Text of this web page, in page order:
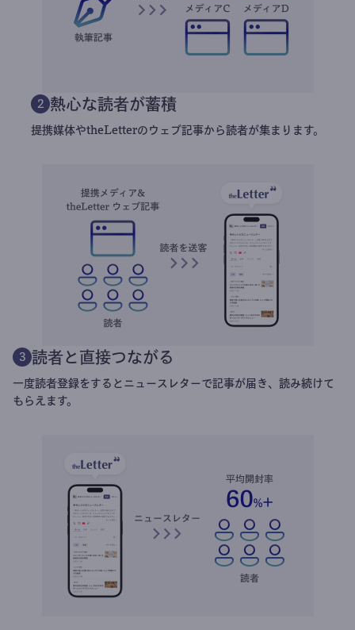
2 熱心な読者が蓄積
提携媒体やtheLetterのウェブ記事から読者が集まります。
3 読者と直接つながる
一度読者登録をするとニュースレターで記事が届き、読み続けて
もらえます。